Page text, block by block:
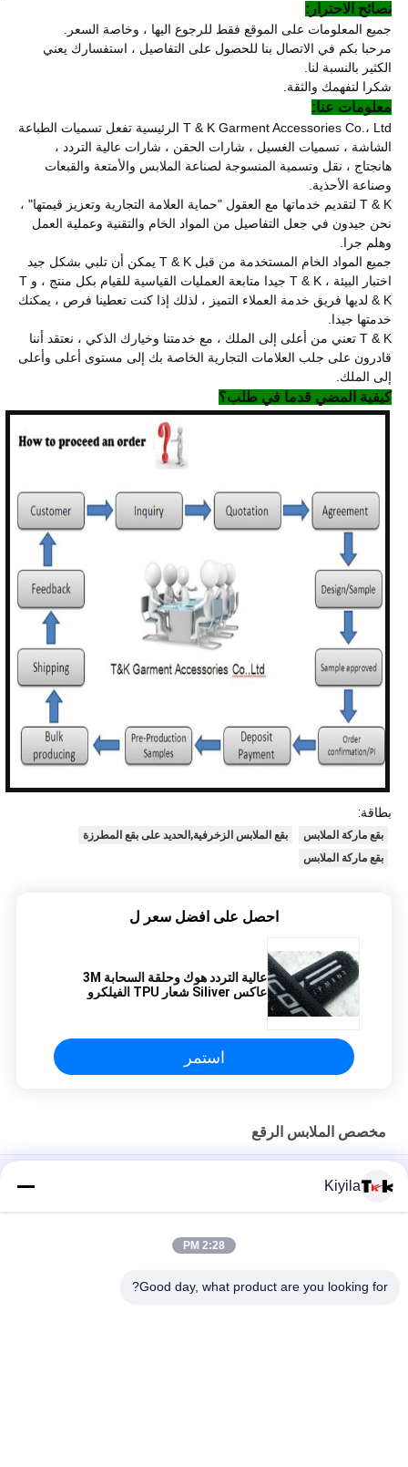
نصائح الاحترار:
جميع المعلومات على الموقع فقط للرجوع اليها ، وخاصة السعر.
مرحبا بكم في الاتصال بنا للحصول على التفاصيل ، استفسارك يعني
الكثير بالنسبة لنا.
شكرا لتفهمك والثقة.
معلومات عنا:
T & K Garment Accessories Co.، Ltd الرئيسية تفعل تسميات الطباعة
الشاشة ، تسميات الغسيل ، شارات الحقن ، شارات عالية التردد ،
هانجتاج ، نقل وتسمية المنسوجة لصناعة الملابس والأمتعة والقبعات
وصناعة الأحذية.
T & K لتقديم خدماتها مع العقول "حماية العلامة التجارية وتعزيز قيمتها" ،
نحن جيدون في جعل التفاصيل من المواد الخام والتقنية وعملية العمل
وهلم جرا.
جميع المواد الخام المستخدمة من قبل T & K يمكن أن تلبي بشكل جيد
اختبار البيئة ، T & K جيدا متابعة العمليات القياسية للقيام بكل منتج ، و T
& K لديها فريق خدمة العملاء التميز ، لذلك إذا كنت تعطينا فرص ، يمكنك
خدمتها جيدا.
T & K تعني من أعلى إلى الملك ، مع خدمتنا وخيارك الذكي ، نعتقد أننا
قادرون على جلب العلامات التجارية الخاصة بك إلى مستوى أعلى وأعلى
إلى الملك.
كيفية المضي قدما في طلب؟
بطاقة:
بقع ماركة الملابس
بقع الملابس الزخرفية,الحديد على بقع المطرزة
بقع ماركة الملابس
احصل على افضل سعر ل
عالية التردد هوك وحلقة السحابة 3M
عاكس Siliver شعار TPU الفيلكرو
استمر
مخصص الملابس الرقع
الحجر الرخمي شعار المكواة على للقمصان قبعات DIY كريستال
ملصق سليكوني ملصق قابل للغسيل ملصقات فرشاة أسنان سليكونية
السيليكونية لتحويل الحرارة
Kiyila
2:28 PM
Good day, what product are you looking for?